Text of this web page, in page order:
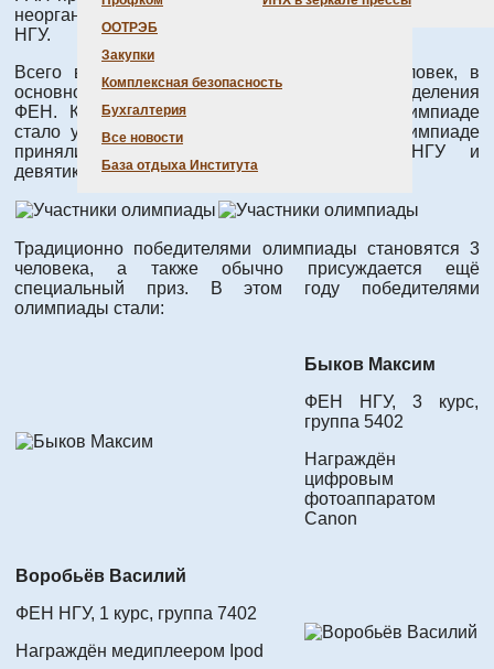
ООТРЭБ
Закупки
Комплексная безопасность
Бухгалтерия
Все новости
База отдыха Института
неорганической химии для студентов 1-3 курсов ФЕН
НГУ.
Всего в олимпиаде приняли участие 21 человек, в
основном студенты 1 курса химического отделения
ФЕН. Кроме того, доброй традицией на олимпиаде
стало участие школьников (в этом году в олимпиаде
приняли участие 3 учащихся СУНЦ НГУ и
девятиклассница из гимназии №22 г. Барнаула).
Традиционно победителями олимпиады становятся 3
человека, а также обычно присуждается ещё
специальный приз. В этом году победителями
олимпиады стали:
Быков Максим
ФЕН НГУ, 3 курс,
группа 5402
Награждён
цифровым
фотоаппаратом
Canon
Воробьёв Василий
ФЕН НГУ, 1 курс, группа 7402
Награждён медиплеером Ipod